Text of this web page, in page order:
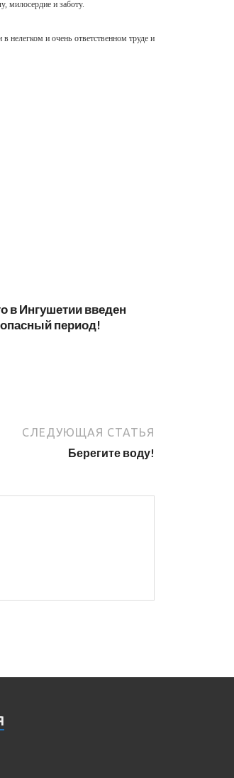
милосердие и заботу.
нелегком и очень ответственном труде и
в Ингушетии введен
период!⁣⁣⠀
СЛЕДУЮЩАЯ СТАТЬЯ
Берегите воду!